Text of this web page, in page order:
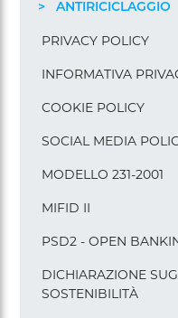
ANTIRICICLAGGIO
PRIVACY POLICY
INFORMATIVA
COOKIE POLICY
SOCIAL MEDIA
MODELLO 231-2001
MIFID II
PSD2 - OPEN
DICHIARAZIONE
SOSTENIBILITÀ